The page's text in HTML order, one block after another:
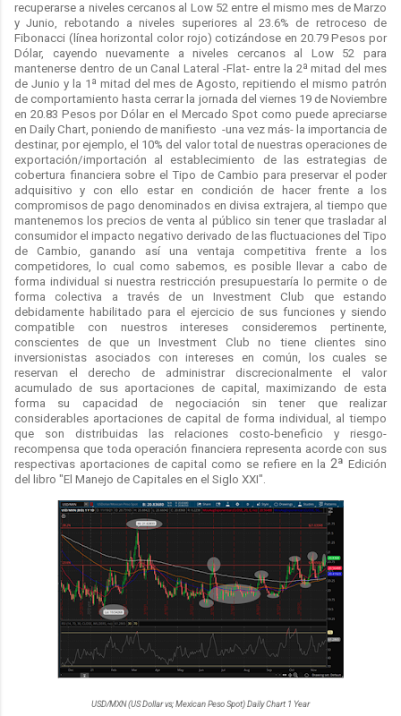
recuperarse a niveles cercanos al Low 52 entre el mismo mes de Marzo
y Junio, rebotando a niveles superiores al 23.6% de retroceso de
Fibonacci (línea horizontal color rojo) cotizándose en 20.79 Pesos por
Dólar, cayendo nuevamente a niveles cercanos al Low 52 para
mantenerse dentro de un Canal Lateral -Flat- entre la 2ª mitad del mes
de Junio y la 1ª mitad del mes de Agosto, repitiendo el mismo patrón
de comportamiento hasta cerrar la jornada del viernes 19 de Noviembre
en 20.83 Pesos por Dólar en el Mercado Spot como puede apreciarse
en Daily Chart, poniendo de manifiesto -una vez más- la importancia de
destinar, por ejemplo, el 10% del valor total de nuestras operaciones de
exportación/importación al establecimiento de las estrategias de
cobertura financiera sobre el Tipo de Cambio para preservar el poder
adquisitivo y con ello estar en condición de hacer frente a los
compromisos de pago denominados en divisa extrajera, al tiempo que
mantenemos los precios de venta al público sin tener que trasladar al
consumidor el impacto negativo derivado de las fluctuaciones del Tipo
de Cambio, ganando así una ventaja competitiva frente a los
competidores, lo cual como sabemos, es posible llevar a cabo de
forma individual si nuestra restricción presupuestaría lo permite o de
forma colectiva a través de un Investment Club que estando
debidamente habilitado para el ejercicio de sus funciones y siendo
compatible con nuestros intereses consideremos pertinente,
conscientes de que un Investment Club no tiene clientes sino
inversionistas asociados con intereses en común, los cuales se
reservan el derecho de administrar discrecionalmente el valor
acumulado de sus aportaciones de capital, maximizando de esta
forma su capacidad de negociación sin tener que realizar
considerables aportaciones de capital de forma individual, al tiempo
que son distribuidas las relaciones costo-beneficio y riesgo-
recompensa que toda operación financiera representa acorde con sus
respectivas aportaciones de capital como se refiere en la2ª Edición
del libro "El Manejo de Capitales en el Siglo XXI".
USD/MXN (US Dollar vs; Mexican Peso Spot) Daily Chart 1 Year